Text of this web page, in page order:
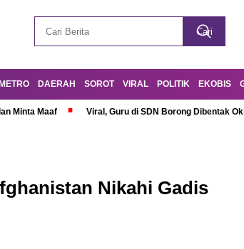
METRO DAERAH SOROT VIRAL POLITIK EKOBIS
Minta Maaf Viral, Guru di SDN Borong Dibentak
Nikahi Gadis